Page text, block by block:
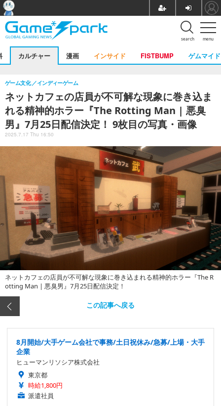
menu
search
カルチャー 漫画 インサイド FISTBUMP ゲムマイド
ネットカフェの店員が不可解な現象に巻き込ま
れる精神的ホラー『The Rotting Man | 悪臭
男』7月25日配信決定！ 9枚目の写真・画像
ゲーム文化 インディーゲーム
2025.7.17 Thu 16:50
ネットカフェの店員が不可解な現象に巻き込まれる精神的ホラー『The R
otting Man | 悪臭男』7月25日配信決定！
この記事へ戻る
8月開始/大手ゲーム会社で事務/土日祝休み/急募/上場・大手
企業
ヒューマンリソシア株式会社
東京都
時給1,800円
派遣社員